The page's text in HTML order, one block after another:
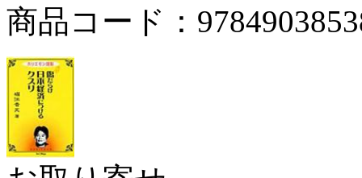
商品コード：